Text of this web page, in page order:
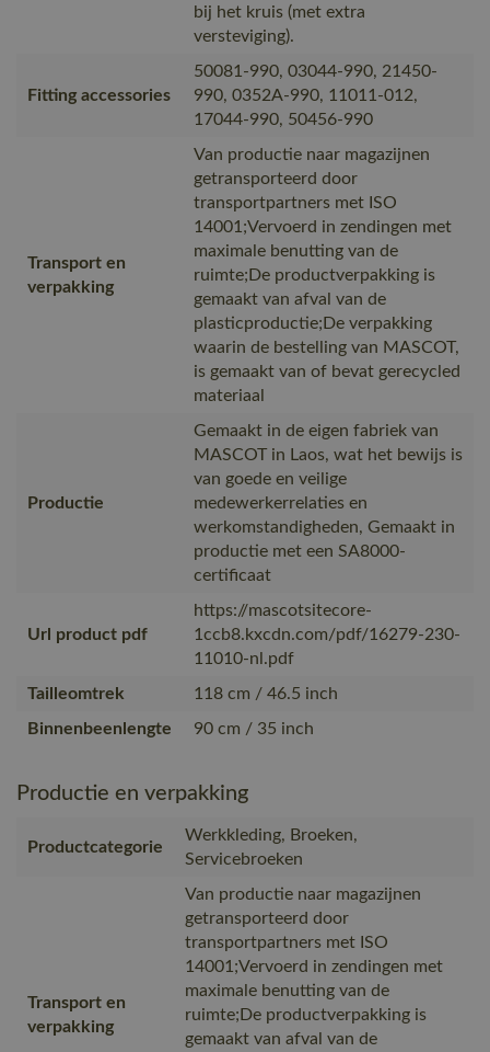
bij het kruis (met extra
versteviging).
Fitting accessories
50081-990, 03044-990, 21450-
990, 0352A-990, 11011-012,
17044-990, 50456-990
Transport en
verpakking
Van productie naar magazijnen
getransporteerd door
transportpartners met ISO
14001;Vervoerd in zendingen met
maximale benutting van de
ruimte;De productverpakking is
gemaakt van afval van de
plasticproductie;De verpakking
waarin de bestelling van MASCOT,
is gemaakt van of bevat gerecycled
materiaal
Productie
Gemaakt in de eigen fabriek van
MASCOT in Laos, wat het bewijs is
van goede en veilige
medewerkerrelaties en
werkomstandigheden, Gemaakt in
productie met een SA8000-
certificaat
Url product pdf
https://mascotsitecore-
1ccb8.kxcdn.com/pdf/16279-230-
11010-nl.pdf
Tailleomtrek
118 cm / 46.5 inch
Binnenbeenlengte
90 cm / 35 inch
Productie en verpakking
Productcategorie
Werkkleding, Broeken,
Servicebroeken
Transport en
verpakking
Van productie naar magazijnen
getransporteerd door
transportpartners met ISO
14001;Vervoerd in zendingen met
maximale benutting van de
ruimte;De productverpakking is
gemaakt van afval van de